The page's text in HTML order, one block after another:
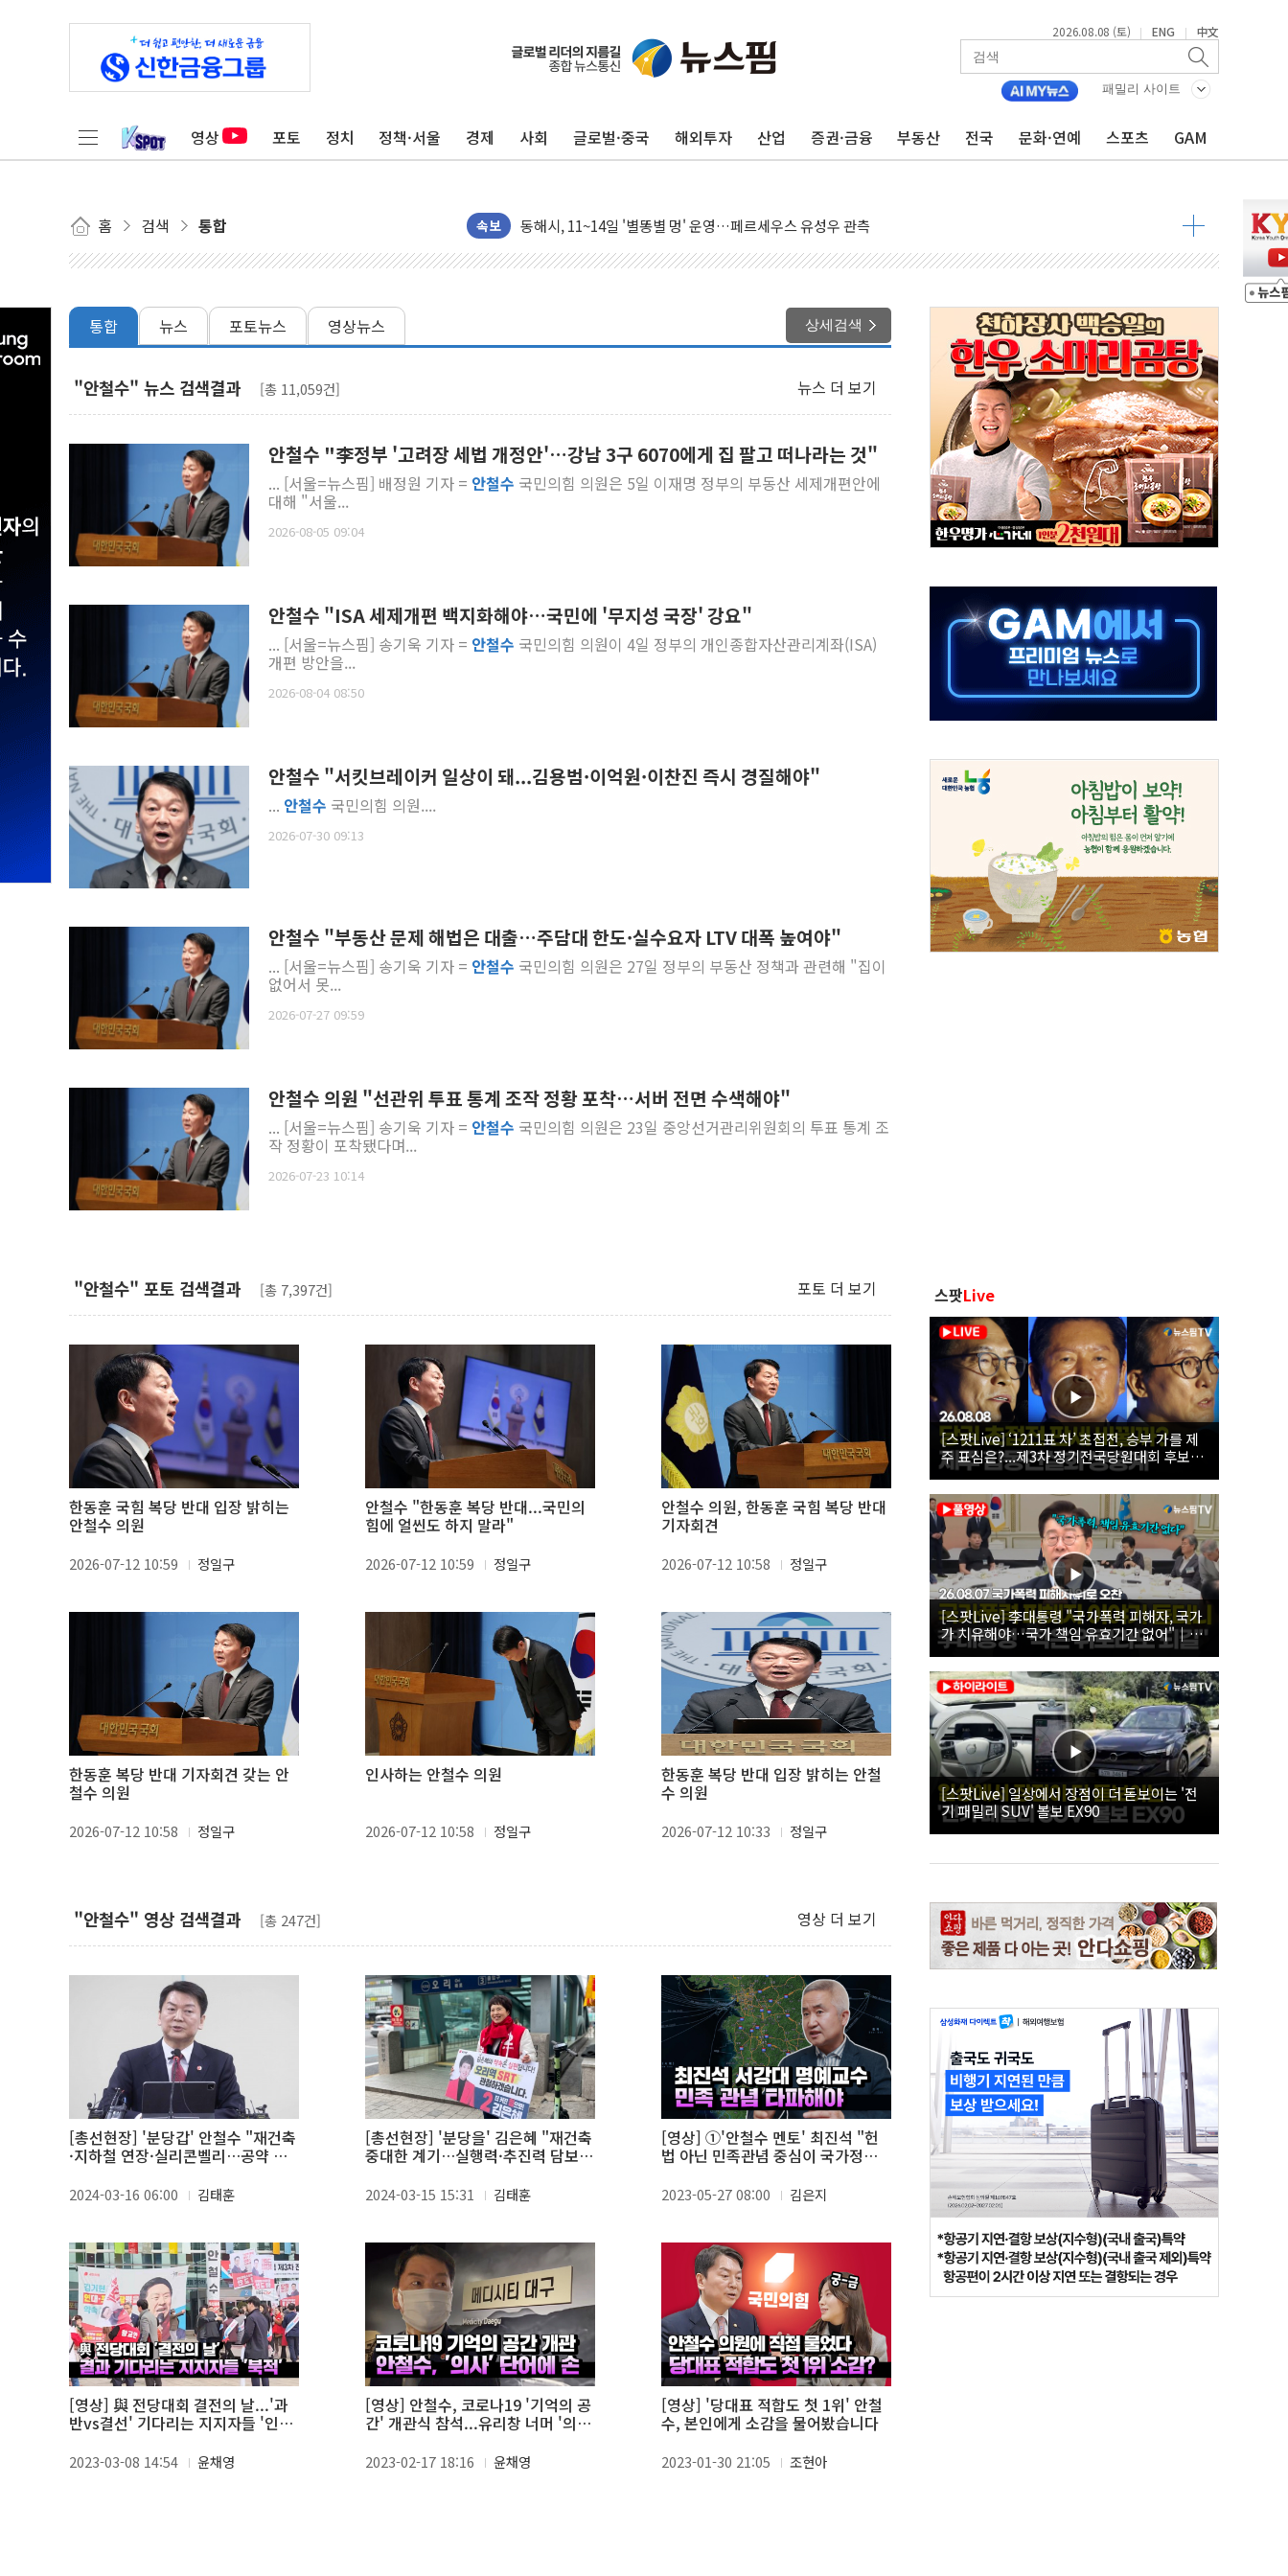
2026.08.08 (토) | ENG | 中文
패밀리 사이트
영상 포토 정치 정책·서울 경제 사회 글로벌·중국 해외투자 산업 증권·금융 부동산 전국 문화·연예 스포츠 GAM
홈 검색 통합 속보
中 전방위 아파트 부양, 수도 베이징도 부동산 규제 철폐
인제 용대리 계곡서 수위 상승으로 피서객 7명 고립…전원 구조
강원 중·남부 동해안 시간당 50mm 이상 폭우…호우경보 발효
청양 밭에서 일하던 90대 숨져…온열질환 여부 조사
李대통령, 'ISA·주가누르기 방지법' 전면 재검토 지시
'호우 특보' 경북 울진 시간당 20~30mm 강한 비...가뭄 해소될 듯
오세훈 "용산공원 주택 검토, 민주당 스스로 원칙 뒤집는 것"
10월 보완수사권 폐지·공소청 출범…피해자들 '범죄 사각지대' 우려
한상협, 업계 개인정보 보안 새판 짠다…'자율규제단체' 타진
민주당, 오늘 제주·인천 경선 발표...김민석 '재역전' vs 정청래 '격차 확대'
유럽증시, 美 고용 예상 밖 부진에 연준 금리 인상 가능성 낮아지며 상승… STOXX 600 지수는 나흘 연속 최고치
미 연준 매파 기세 꺾이나…고용 감소에 9월 동결 전망 우세
[종합] 이슬람 수니파 3국, '공동방위협정' 체결… 이스라엘·이란 위협에 맞설 자체 억지력 강화
통합 뉴스 포토뉴스 영상뉴스 상세검색
"안철수" 뉴스 검색결과 [총 11,059건] 뉴스 더 보기
안철수 "李정부 '고려장 세법 개정안'…강남 3구 6070에게 집 팔고 떠나라는 것"
... [서울=뉴스핌] 배정원 기자 = 안철수 국민의힘 의원은 5일 이재명 정부의 부동산 세제개편안에
대해 "서울...
2026-08-05 09:04
안철수 "ISA 세제개편 백지화해야…국민에 '무지성 국장' 강요"
... [서울=뉴스핌] 송기욱 기자 = 안철수 국민의힘 의원이 4일 정부의 개인종합자산관리계좌(ISA)
개편 방안을...
2026-08-04 08:50
안철수 "서킷브레이커 일상이 돼...김용범·이억원·이찬진 즉시 경질해야"
... 안철수 국민의힘 의원....
2026-07-30 09:13
안철수 "부동산 문제 해법은 대출…주담대 한도·실수요자 LTV 대폭 높여야"
... [서울=뉴스핌] 송기욱 기자 = 안철수 국민의힘 의원은 27일 정부의 부동산 정책과 관련해 "집이
없어서 못...
2026-07-27 09:59
안철수 의원 "선관위 투표 통계 조작 정황 포착…서버 전면 수색해야"
... [서울=뉴스핌] 송기욱 기자 = 안철수 국민의힘 의원은 23일 중앙선거관리위원회의 투표 통계 조
작 정황이 포착됐다며...
2026-07-23 10:14
"안철수" 포토 검색결과 [총 7,397건] 포토 더 보기
한동훈 국힘 복당 반대 입장 밝히는
안철수 의원
2026-07-12 10:59 정일구
안철수 "한동훈 복당 반대...국민의
힘에 얼씬도 하지 말라"
2026-07-12 10:59 정일구
안철수 의원, 한동훈 국힘 복당 반대
기자회견
2026-07-12 10:58 정일구
한동훈 복당 반대 기자회견 갖는 안
철수 의원
2026-07-12 10:58 정일구
인사하는 안철수 의원
2026-07-12 10:58 정일구
한동훈 복당 반대 입장 밝히는 안철
수 의원
2026-07-12 10:33 정일구
"안철수" 영상 검색결과 [총 247건] 영상 더 보기
[총선현장] '분당갑' 안철수 "재건축
·지하철 연장·실리콘벨리…공약 반
2024-03-16 06:00 김태훈
[총선현장] '분당을' 김은혜 "재건축
중대한 계기…실행력·추진력 담보
2024-03-15 15:31 김태훈
[영상] ①'안철수 멘토' 최진석 "헌
법 아닌 민족관념 중심이 국가정체
2023-05-27 08:00 김은지
[영상] 與 전당대회 결전의 날...'과
반vs결선' 기다리는 지지자들 '인산
2023-03-08 14:54 윤채영
[영상] 안철수, 코로나19 '기억의 공
간' 개관식 참석...유리창 너머 '의
2023-02-17 18:16 윤채영
[영상] '당대표 적합도 첫 1위' 안철
수, 본인에게 소감을 물어봤습니다
2023-01-30 21:05 조현아
스팟Live
[스팟Live] ‘1211표 차’ 초접전, 승부 가를 제
주 표심은?...제3차 정기전국당원대회 후보자
제주 합동연설회 생중계 | 26.08.08
[스팟Live] 李대통령 "국가폭력 피해자, 국가
가 치유해야…국가 책임 유효기간 없어"｜
26.08.07 국가폭력 피해자 위로 오찬
[스팟Live] 일상에서 장점이 더 돋보이는 '전
기 패밀리 SUV' 볼보 EX90